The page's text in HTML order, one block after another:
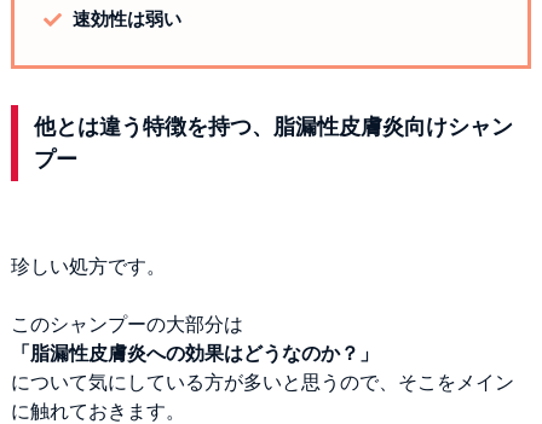
速効性は弱い
他とは違う特徴を持つ、脂漏性皮膚炎向けシャン
プー
珍しい処方です。
このシャンプーの大部分は
「脂漏性皮膚炎への効果はどうなのか？」
について気にしている方が多いと思うので、そこをメイン
に触れておきます。